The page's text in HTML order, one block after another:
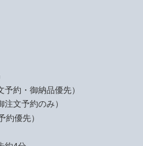
約・御納品優先）
文予約のみ）
優先）